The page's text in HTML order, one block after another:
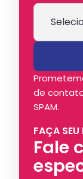
FAÇA SEU
Fale
de
SPAM.